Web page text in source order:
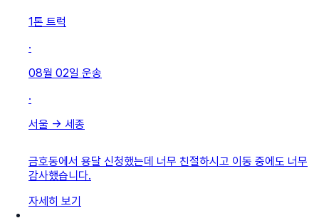
1톤 트럭
·
08월 02일 운송
·
서울 → 세종
금호동에서 용달 신청했는데 너무 친절하시고 이동 중에도 너무
감사했습니다.
자세히 보기